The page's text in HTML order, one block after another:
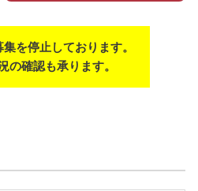
を停止しております。
の確認も承ります。